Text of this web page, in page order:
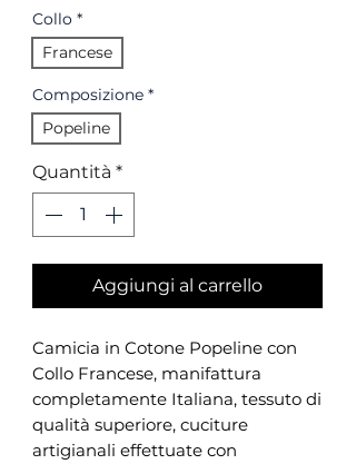
Collo *
Francese
Composizione *
Popeline
Quantità *
Aggiungi al carrello
Camicia in Cotone Popeline con
Collo Francese, manifattura
completamente Italiana, tessuto di
qualità superiore, cuciture
artigianali effettuate con